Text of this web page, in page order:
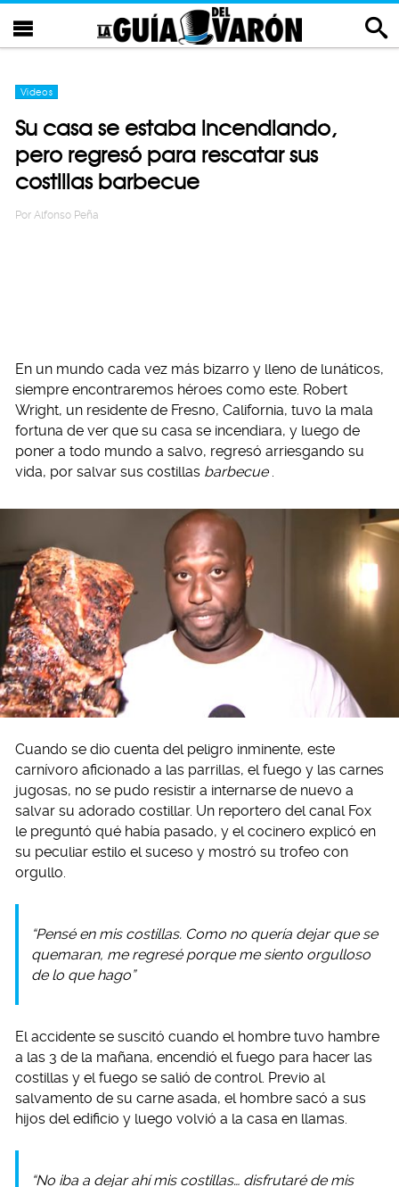
Videos
Su casa se estaba incendiando,
pero regresó para rescatar sus
costillas barbecue
Por Alfonso Peña
En un mundo cada vez más bizarro y lleno de lunáticos,
siempre encontraremos héroes como este. Robert
Wright, un residente de Fresno, California, tuvo la mala
fortuna de ver que su casa se incendiara, y luego de
poner a todo mundo a salvo, regresó arriesgando su
vida, por salvar sus costillas barbecue .
Cuando se dio cuenta del peligro inminente, este
carnívoro aficionado a las parrillas, el fuego y las carnes
jugosas, no se pudo resistir a internarse de nuevo a
salvar su adorado costillar. Un reportero del canal Fox
le preguntó qué había pasado, y el cocinero explicó en
su peculiar estilo el suceso y mostró su trofeo con
orgullo.
“Pensé en mis costillas. Como no quería dejar que se
quemaran, me regresé porque me siento orgulloso
de lo que hago”
El accidente se suscitó cuando el hombre tuvo hambre
a las 3 de la mañana, encendió el fuego para hacer las
costillas y el fuego se salió de control. Previo al
salvamento de su carne asada, el hombre sacó a sus
hijos del edificio y luego volvió a la casa en llamas.
“No iba a dejar ahí mis costillas… disfrutaré de mis